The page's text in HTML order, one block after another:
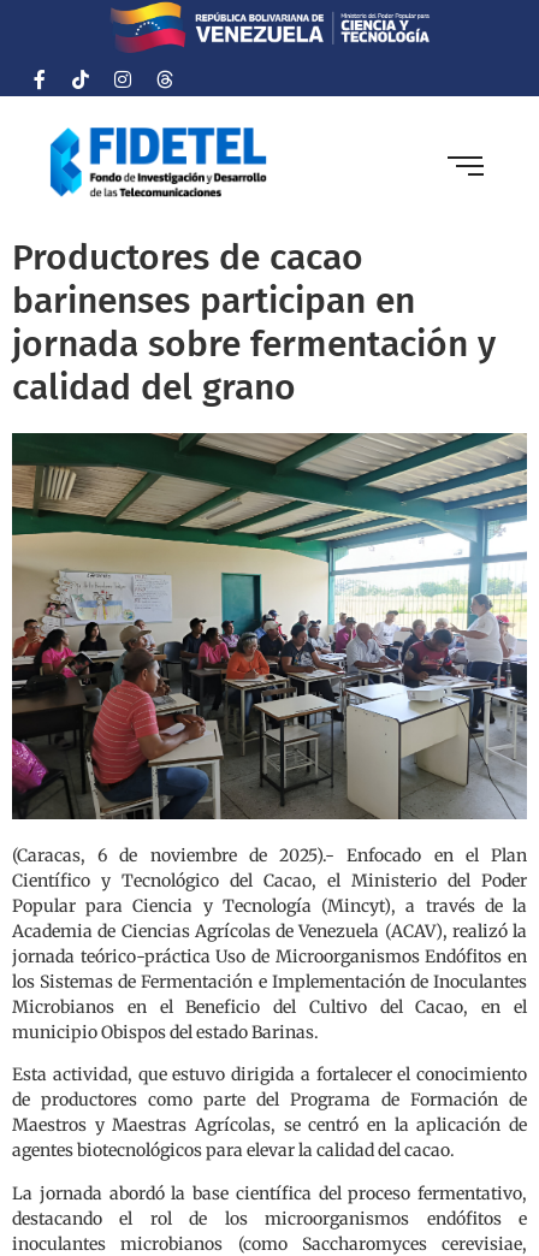
Productores de cacao
barinenses participan en
jornada sobre fermentación y
calidad del grano
(Caracas, 6 de noviembre de 2025).- Enfocado en el Plan
Científico y Tecnológico del Cacao, el Ministerio del Poder
Popular para Ciencia y Tecnología (Mincyt), a través de la
Academia de Ciencias Agrícolas de Venezuela (ACAV), realizó la
jornada teórico-práctica Uso de Microorganismos Endófitos en
los Sistemas de Fermentación e Implementación de Inoculantes
Microbianos en el Beneficio del Cultivo del Cacao, en el
municipio Obispos del estado Barinas.
Esta actividad, que estuvo dirigida a fortalecer el conocimiento
de productores como parte del Programa de Formación de
Maestros y Maestras Agrícolas, se centró en la aplicación de
agentes biotecnológicos para elevar la calidad del cacao.
La jornada abordó la base científica del proceso fermentativo,
destacando el rol de los microorganismos endófitos e
inoculantes microbianos (como Saccharomyces cerevisiae,